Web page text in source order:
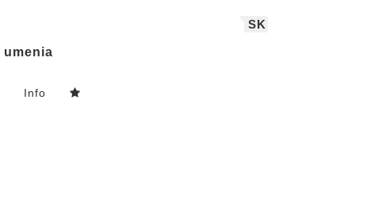
SK
umenia
Info